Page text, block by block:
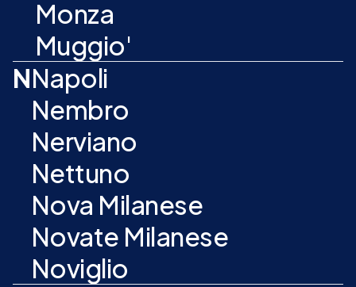
Monza
Muggio'
NNapoli
Nembro
Nerviano
Nettuno
Nova Milanese
Novate Milanese
Noviglio